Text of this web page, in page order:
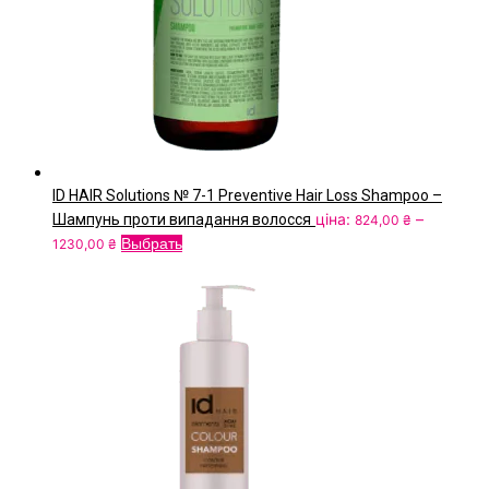
на
сторінці
товару
ID HAIR Solutions № 7-1 Preventive Hair Loss Shampoo –
Шампунь проти випадання волосся ціна: 824,00 ₴ –
1230,00 ₴ Price
ВыбратьЦей
має
кілька
варіантів.
вибрати
на
сторінці
товару